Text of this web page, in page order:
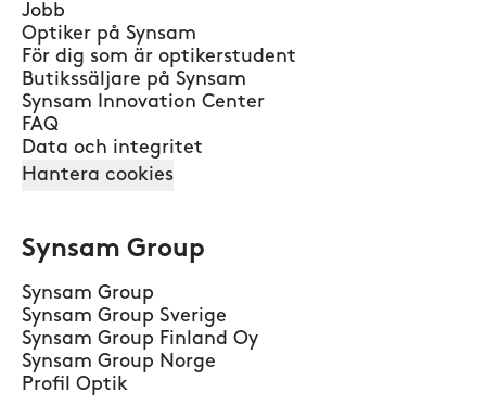
Jobb
Optiker på Synsam
För dig som är optikerstudent
Butikssäljare på Synsam
Synsam Innovation Center
FAQ
Data och integritet
Hantera cookies
Synsam Group
Synsam Group
Synsam Group Sverige
Synsam Group Finland Oy
Synsam Group Norge
Profil Optik